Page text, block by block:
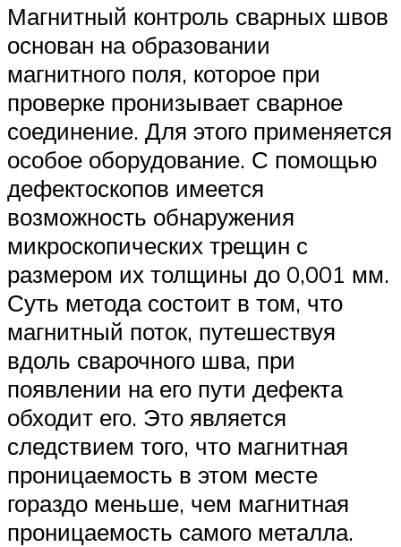
Магнитный контроль сварных швов
основан на образовании
магнитного поля, которое при
проверке пронизывает сварное
соединение. Для этого применяется
особое оборудование. С помощью
дефектоскопов имеется
возможность обнаружения
микроскопических трещин с
размером их толщины до 0,001 мм.
Суть метода состоит в том, что
магнитный поток, путешествуя
вдоль сварочного шва, при
появлении на его пути дефекта
обходит его. Это является
следствием того, что магнитная
проницаемость в этом месте
гораздо меньше, чем магнитная
проницаемость самого металла.